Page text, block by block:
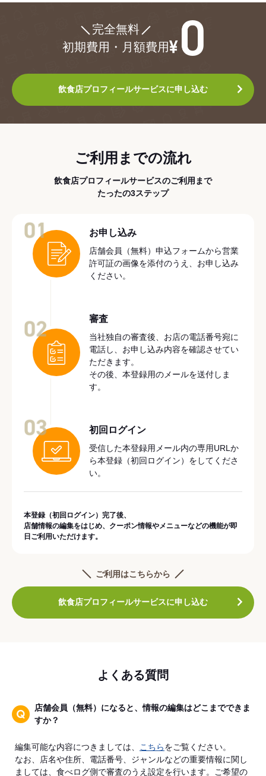
完全無料
初期費用・月額費用
飲食店プロフィールサービスに申し込む
ご利用までの流れ
飲食店プロフィールサービスのご利用まで
たったの3ステップ
お申し込み
店舗会員（無料）申込フォームから営業
許可証の画像を添付のうえ、お申し込み
ください。
審査
当社独自の審査後、お店の電話番号宛に
電話し、お申し込み内容を確認させてい
ただきます。
その後、本登録用のメールを送付しま
す。
初回ログイン
受信した本登録用メール内の専用URLか
ら本登録（初回ログイン）をしてくださ
い。
本登録（初回ログイン）完了後、
店舗情報の編集をはじめ、クーポン情報やメニューなどの機能が即
日ご利用いただけます。
ご利用はこちらから
飲食店プロフィールサービスに申し込む
よくある質問
店舗会員（無料）になると、情報の編集はどこまでできま
すか？
編集可能な内容につきましては、 こちらをご覧ください。
なお、店名や住所、電話番号、ジャンルなどの重要情報に関し
ましては、食べログ側で審査のうえ設定を行います。ご希望の